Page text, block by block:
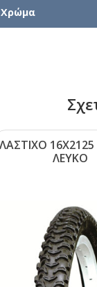
Χρώμα
ΛΕΥΚΟ